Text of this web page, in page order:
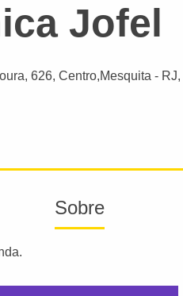
Jofel
, 626, Centro,Mesquita - RJ,
Sobre